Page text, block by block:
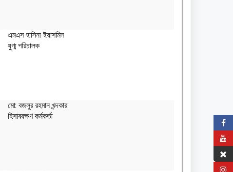
এমএস হাসিনা ইয়াসমিন
যুগ্ম পরিচালক
মো: বজলুর রহমান খন্দকার
হিসাবরক্ষণ কর্মকর্তা